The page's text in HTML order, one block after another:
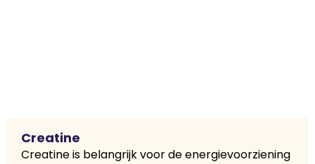
Creatine
Creatine is belangrijk voor de energievoorziening